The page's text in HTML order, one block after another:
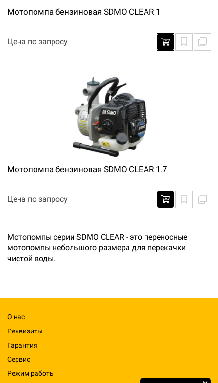
Мотопомпа бензиновая SDMO CLEAR 1
Цена по запросу
Мотопомпа бензиновая SDMO CLEAR 1.7
Цена по запросу
Мотопомпы серии SDMO CLEAR - это переносные
мотопомпы небольшого размера для перекачки
чистой воды.
О нас
Реквизиты
Гарантия
Сервис
Режим работы